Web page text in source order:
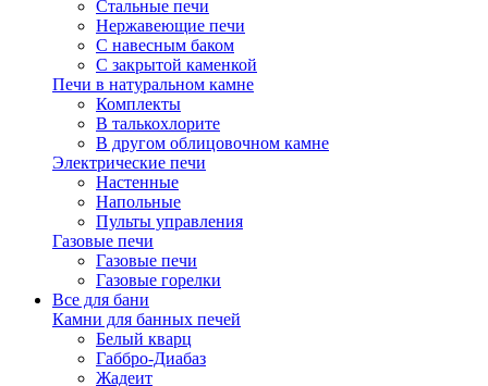
Стальные печи
Нержавеющие печи
С навесным баком
С закрытой каменкой
Печи в натуральном камне
Комплекты
В талькохлорите
В другом облицовочном камне
Электрические печи
Настенные
Напольные
Пульты управления
Газовые печи
Газовые печи
Газовые горелки
Все для бани
Камни для банных печей
Белый кварц
Габбро-Диабаз
Жадеит